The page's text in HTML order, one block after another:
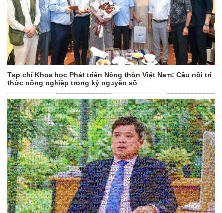
Tạp chí Khoa học Phát triển Nông thôn Việt Nam: Cầu nối tri
thức nông nghiệp trong kỷ nguyên số